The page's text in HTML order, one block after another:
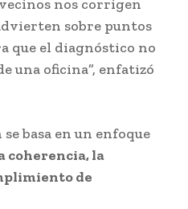
vecinos nos corrigen
sobre puntos
que el diagnóstico no
una oficina”, enfatizó
basa en un enfoque
coherencia, la
de